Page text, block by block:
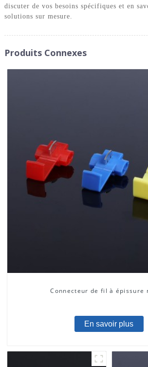
discuter de vos besoins spécifiques et en
solutions sur mesure.
Produits Connexes
Connecteur de fil à épissure
En savoir plus